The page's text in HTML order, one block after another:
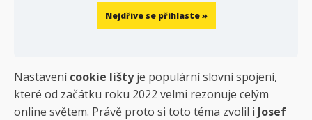
Nejdříve se přihlaste »
Nastavenícookie lištyje populární slovní spojení,
které od začátku roku 2022 velmi rezonuje celým
online světem. Právě proto si toto téma zvolil i Josef